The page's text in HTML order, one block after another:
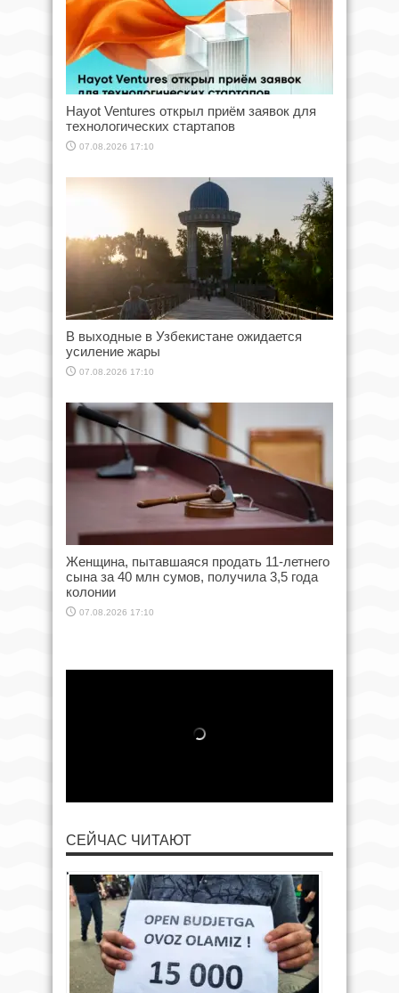
Hayot Ventures открыл приём заявок для
технологических стартапов
07.08.2026 17:10
В выходные в Узбекистане ожидается
усиление жары
07.08.2026 17:10
Женщина, пытавшаяся продать 11-летнего
сына за 40 млн сумов, получила 3,5 года
колонии
07.08.2026 17:10
СЕЙЧАС ЧИТАЮТ